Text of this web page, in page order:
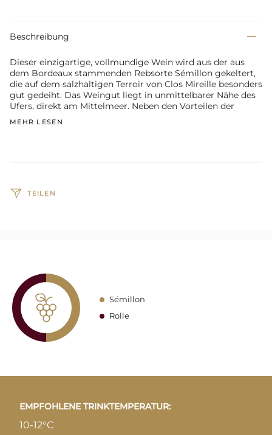
Beschreibung
Dieser einzigartige, vollmundige Wein wird aus der aus
dem Bordeaux stammenden Rebsorte Sémillon gekeltert,
die auf dem salzhaltigen Terroir von Clos Mireille besonders
gut gedeiht. Das Weingut liegt in unmittelbarer Nähe des
Ufers, direkt am Mittelmeer. Neben den Vorteilen der
MEHR LESEN
TEILEN
Sémillon
Rolle
EMPFOHLENE TRINKTEMPERATUR:
10-12°C